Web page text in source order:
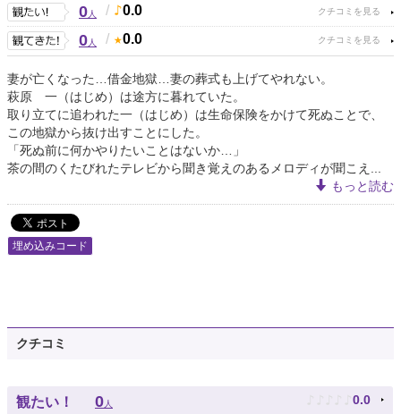
0人 / 0.0
0人 / 0.0
妻が亡くなった…借金地獄…妻の葬式も上げてやれない。
萩原 一（はじめ）は途方に暮れていた。
取り立てに追われた一（はじめ）は生命保険をかけて死ぬことで、
この地獄から抜け出すことにした。
「死ぬ前に何かやりたいことはないか…」
茶の間のくたびれたテレビから聞き覚えのあるメロディが聞こえ...
もっと読む
埋め込みコード
クチコミ
観たい！ 0人 ♪ ♪ ♪ ♪ ♪ 0.0